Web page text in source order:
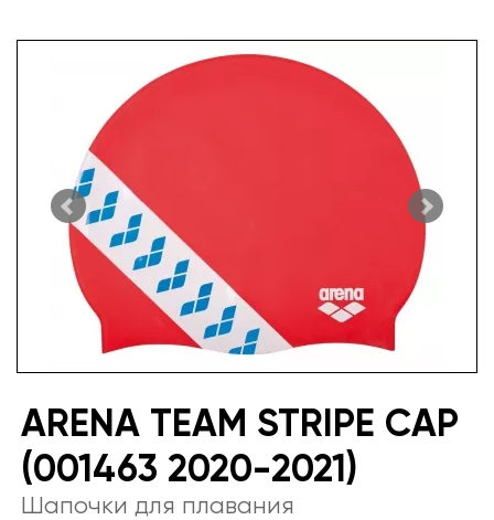
ARENA TEAM STRIPE CAP
(001463 2020-2021)
Шапочки для плавания